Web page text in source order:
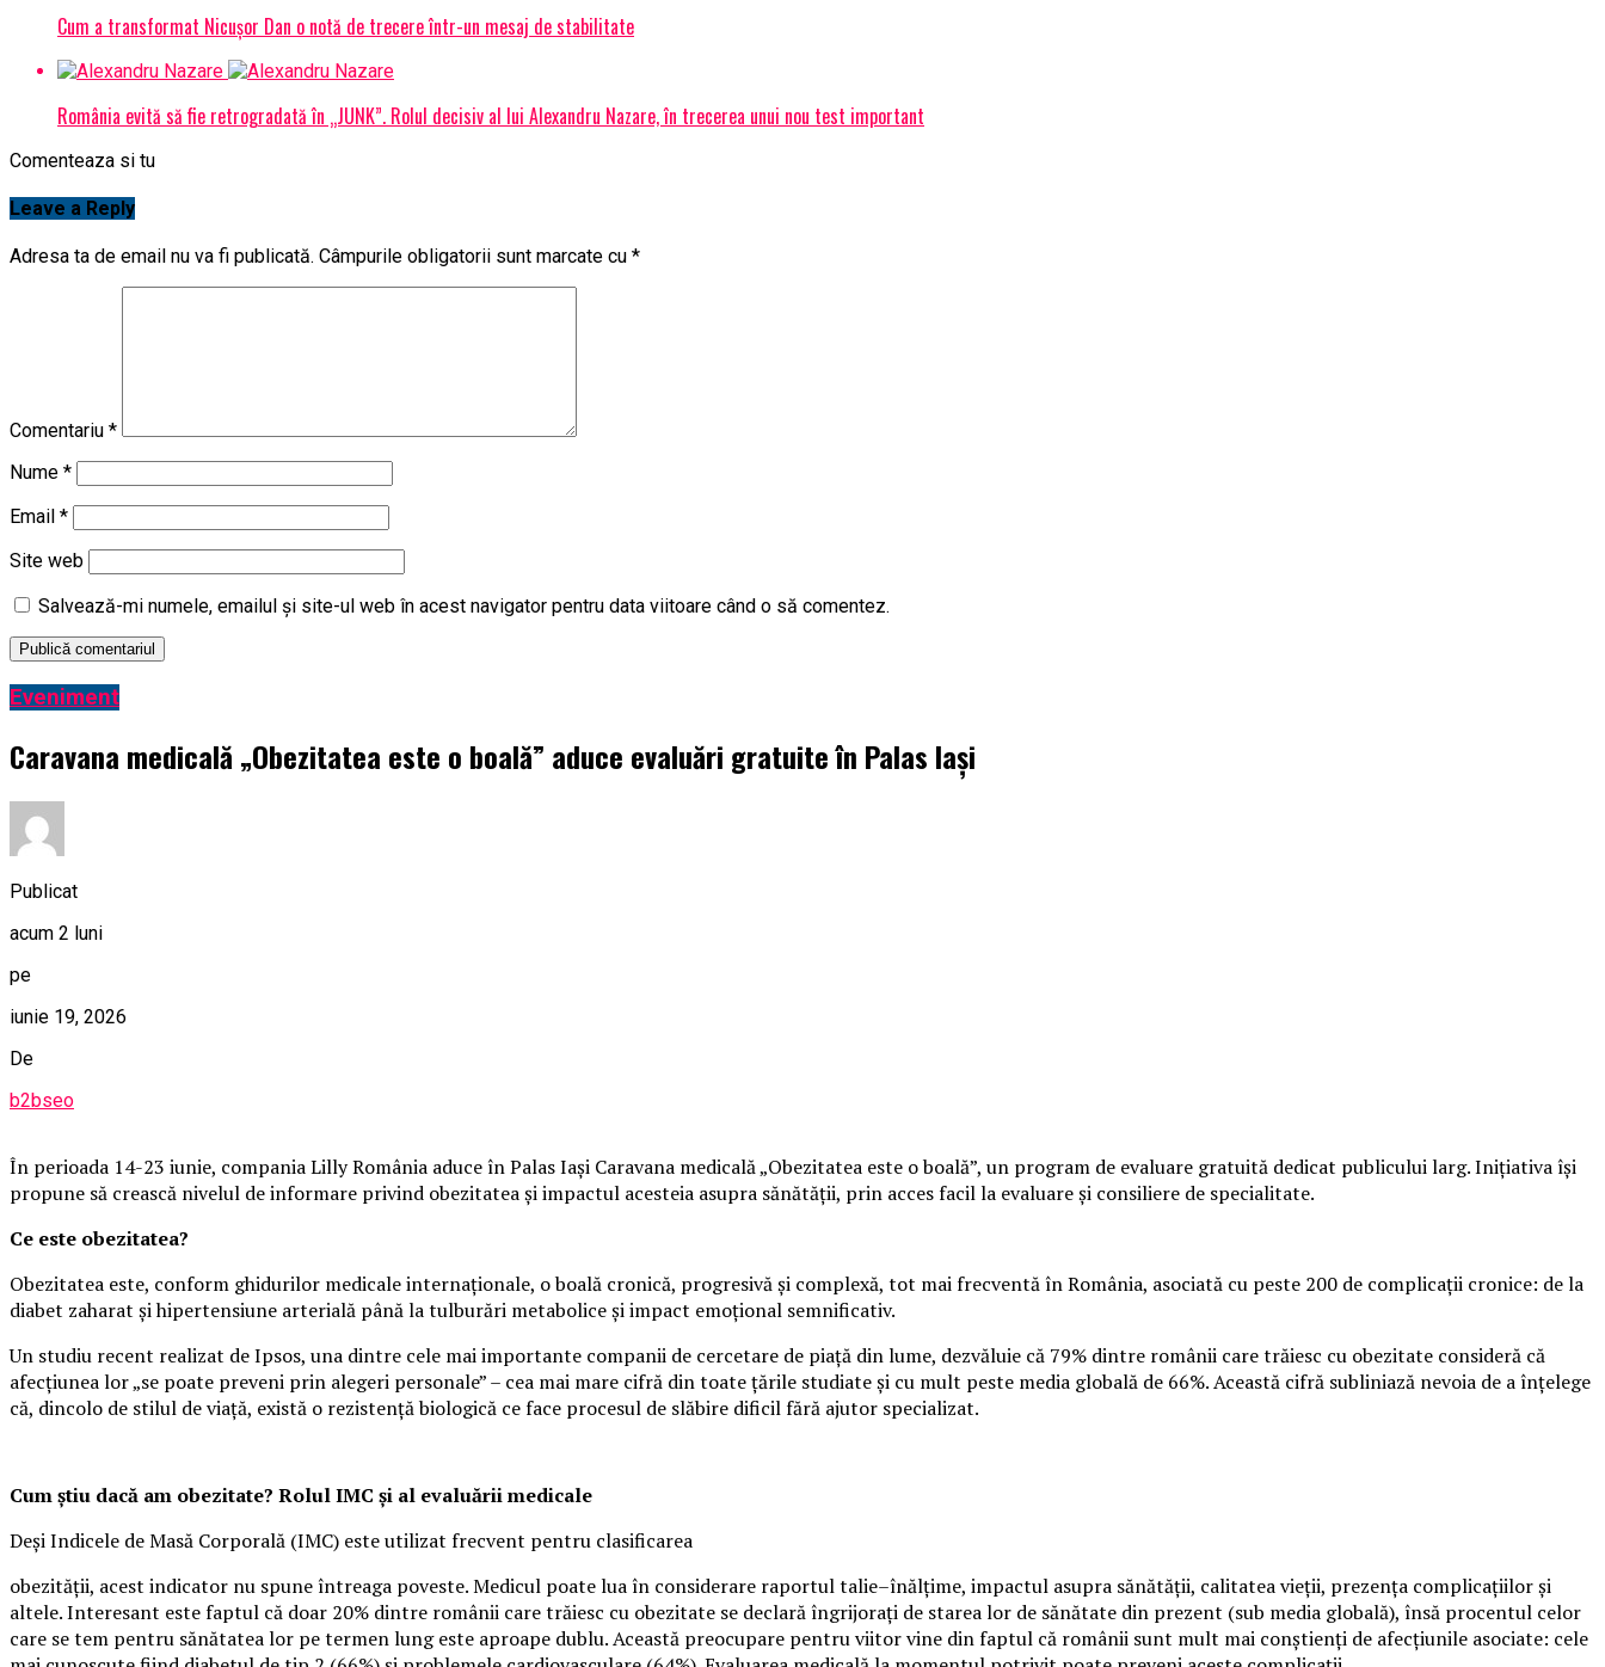
Cum a transformat Nicușor Dan o notă de trecere într-un mesaj de stabilitate
România evită să fie retrogradată în „JUNK”. Rolul decisiv al lui Alexandru Nazare, în trecerea unui nou test important
Comenteaza si tu
Leave a Reply
Adresa ta de email nu va fi publicată. Câmpurile obligatorii sunt marcate cu *
Comentariu *
Nume *
Email *
Site web
Salvează-mi numele, emailul și site-ul web în acest navigator pentru data viitoare când o să comentez.
Eveniment
Caravana medicală „Obezitatea este o boală” aduce evaluări gratuite în Palas Iași
Publicat
acum 2 luni
pe
iunie 19, 2026
De
b2bseo
În perioada 14-23 iunie, compania Lilly România aduce în Palas Iași Caravana medicală „Obezitatea este o boală”, un program de evaluare gratuită dedicat publicului larg. Inițiativa își
propune să crească nivelul de informare privind obezitatea și impactul acesteia asupra sănătății, prin acces facil la evaluare și consiliere de specialitate.
Ce este obezitatea?
Obezitatea este, conform ghidurilor medicale internaționale, o boală cronică, progresivă și complexă, tot mai frecventă în România, asociată cu peste 200 de complicații cronice: de la
diabet zaharat și hipertensiune arterială până la tulburări metabolice și impact emoțional semnificativ.
Un studiu recent realizat de Ipsos, una dintre cele mai importante companii de cercetare de piață din lume, dezvăluie că 79% dintre românii care trăiesc cu obezitate consideră că
afecțiunea lor „se poate preveni prin alegeri personale” – cea mai mare cifră din toate țările studiate și cu mult peste media globală de 66%. Această cifră subliniază nevoia de a înțelege
că, dincolo de stilul de viață, există o rezistență biologică ce face procesul de slăbire dificil fără ajutor specializat.
Cum știu dacă am obezitate? Rolul IMC și al evaluării medicale
Deși Indicele de Masă Corporală (IMC) este utilizat frecvent pentru clasificarea
obezității, acest indicator nu spune întreaga poveste. Medicul poate lua în considerare raportul talie–înălțime, impactul asupra sănătății, calitatea vieții, prezența complicațiilor și
altele. Interesant este faptul că doar 20% dintre românii care trăiesc cu obezitate se declară îngrijorați de starea lor de sănătate din prezent (sub media globală), însă procentul celor
care se tem pentru sănătatea lor pe termen lung este aproape dublu. Această preocupare pentru viitor vine din faptul că românii sunt mult mai conștienți de afecțiunile asociate: cele